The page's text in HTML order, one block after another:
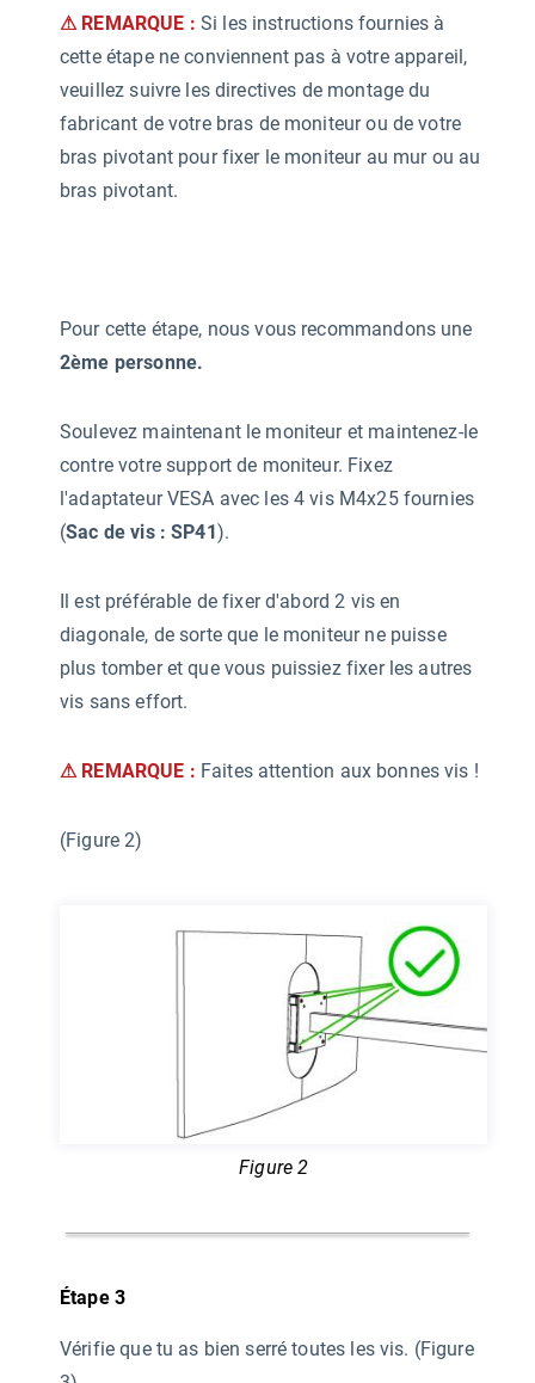
⚠ REMARQUE : Si les instructions fournies à
cette étape ne conviennent pas à votre appareil,
veuillez suivre les directives de montage du
fabricant de votre bras de moniteur ou de votre
bras pivotant pour fixer le moniteur au mur ou au
bras pivotant.
Pour cette étape, nous vous recommandons une
2ème personne.
Soulevez maintenant le moniteur et maintenez-le
contre votre support de moniteur. Fixez
l'adaptateur VESA avec les 4 vis M4x25 fournies
(Sac de vis : SP41).
Il est préférable de fixer d'abord 2 vis en
diagonale, de sorte que le moniteur ne puisse
plus tomber et que vous puissiez fixer les autres
vis sans effort.
⚠ REMARQUE : Faites attention aux bonnes vis !
(Figure 2)
Figure 2
Étape 3
Vérifie que tu as bien serré toutes les vis. (Figure